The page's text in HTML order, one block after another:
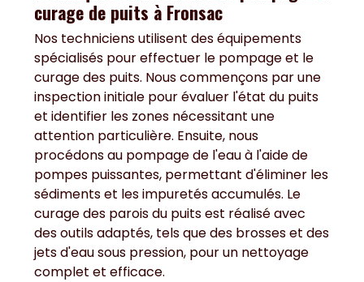
curage de puits à Fronsac
Nos techniciens utilisent des équipements
spécialisés pour effectuer le pompage et le
curage des puits. Nous commençons par une
inspection initiale pour évaluer l'état du puits
et identifier les zones nécessitant une
attention particulière. Ensuite, nous
procédons au pompage de l'eau à l'aide de
pompes puissantes, permettant d'éliminer les
sédiments et les impuretés accumulés. Le
curage des parois du puits est réalisé avec
des outils adaptés, tels que des brosses et des
jets d'eau sous pression, pour un nettoyage
complet et efficace.